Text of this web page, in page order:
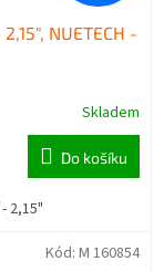
NUETECH -
Skladem
Do košíku
2,15"
Kód: M 160854